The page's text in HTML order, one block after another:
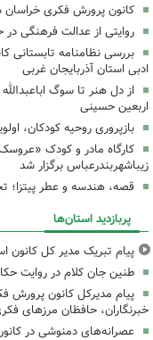
کانون پرورش فکری
روایتی از عدالت فرهنگی
بررسی نظامنامه
ادبی استان آذربایجان غربی
از دل هنر تا سوگ
اربعین حسینی
بازپروری روحیه کودکان،
کارگاه مادر و کودک
زیباشهربندرعباس برگزار شد
قصه، هندسه و عطر پیتزا؛
پربازدید استان‌ها
پیام تبریک مدیر کل کانون
طنین جان کلام در روایت
پیام مدیرکل کانون پرورش
خبرنگاران، حافظان مرزهای
عصرانه‌های دمنوشی در